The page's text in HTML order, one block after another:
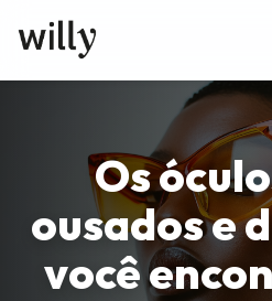
Os
ousados e
você